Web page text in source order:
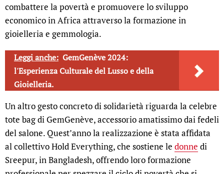
combattere la povertà e promuovere lo sviluppo
economico in Africa attraverso la formazione in
gioielleria e gemmologia.
Leggi anche: GemGenève 2024:
l'Esperienza Culturale del Lusso e della
Gioielleria.
Un altro gesto concreto di solidarietà riguarda la celebre
tote bag di GemGenève, accessorio amatissimo dai fedeli
del salone. Quest’anno la realizzazione è stata affidata
al collettivo Hold Everything, che sostiene le donne di
Sreepur, in Bangladesh, offrendo loro formazione